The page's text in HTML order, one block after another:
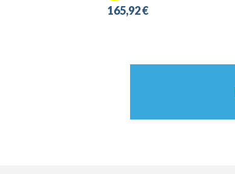
165,92 €